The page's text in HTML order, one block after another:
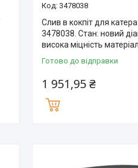
3478038
Слив в кокпіт для
3478038. Стан: новий
висока міцність
Готово до відправки
1 951,95 ₴